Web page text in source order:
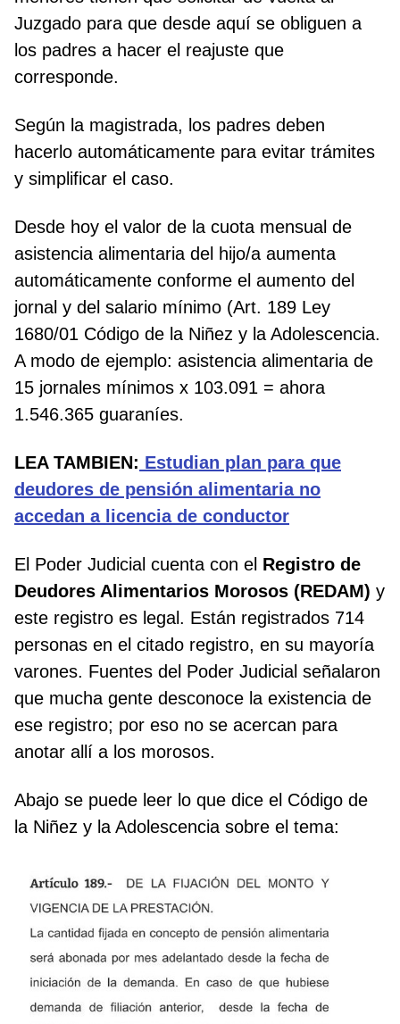
Juzgado para que desde aquí se obliguen a
los padres a hacer el reajuste que
corresponde.
Según la magistrada, los padres deben
hacerlo automáticamente para evitar trámites
y simplificar el caso.
Desde hoy el valor de la cuota mensual de
asistencia alimentaria del hijo/a aumenta
automáticamente conforme el aumento del
jornal y del salario mínimo (Art. 189 Ley
1680/01 Código de la Niñez y la Adolescencia.
A modo de ejemplo: asistencia alimentaria de
15 jornales mínimos x 103.091 = ahora
1.546.365 guaraníes.
LEA TAMBIEN: Estudian plan para que
deudores de pensión alimentaria no
accedan a licencia de conductor
El Poder Judicial cuenta con el Registro de
Deudores Alimentarios Morosos (REDAM) y
este registro es legal. Están registrados 714
personas en el citado registro, en su mayoría
varones. Fuentes del Poder Judicial señalaron
que mucha gente desconoce la existencia de
ese registro; por eso no se acercan para
anotar allí a los morosos.
Abajo se puede leer lo que dice el Código de
la Niñez y la Adolescencia sobre el tema: